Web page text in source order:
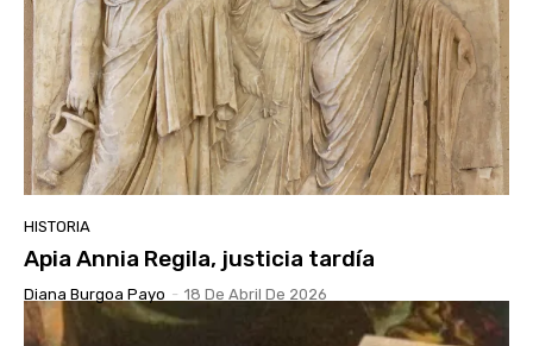
HISTORIA
Apia Annia Regila, justicia tardía
Diana Burgoa Payo - 18 De Abril De 2026